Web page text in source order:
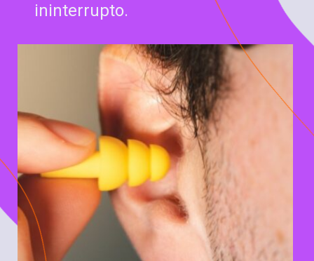
ininterrupto.